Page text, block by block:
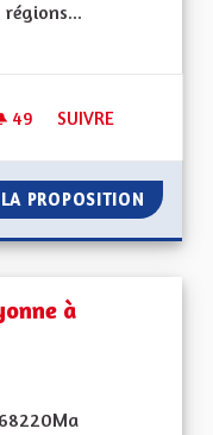
services publics en
49 49 ABONNÉS
SUIVRE
PROPOSITION UNE
à